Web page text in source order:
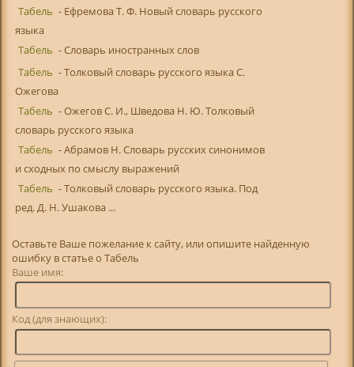
Табель - Ефремова Т. Ф. Новый словарь русского
языка
Табель - Словарь иностранных слов
Табель - Толковый словарь русского языка С.
Ожегова
Табель - Ожегов С. И., Шведова Н. Ю. Толковый
словарь русского языка
Табель - Абрамов Н. Словарь русских синонимов
и сходных по смыслу выражений
Табель - Толковый словарь русского языка. Под
ред. Д. Н. Ушакова ...
Оставьте Ваше пожелание к сайту, или опишите найденную
ошибку в статье о Табель
Ваше имя:
Код (для знающих):